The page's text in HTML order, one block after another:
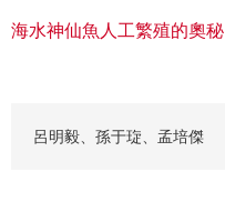
海水神仙魚人工繁殖的奧秘
呂明毅、孫于琁、孟培傑